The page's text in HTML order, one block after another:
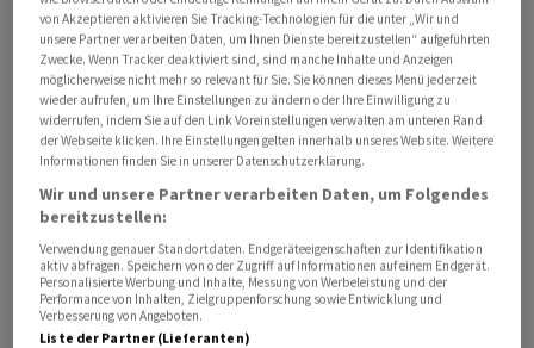
in der Nähe eines Wohnhauses im Ort Sarsir in der Nähe
der Stadt Nazareth gegeben. Aufnahmen der
Sicherheitskräfte zeigten ein schwerbeschädigtes Haus
und ein zerstörtes Auto sowie ein verendetes Fohlen.
Laut Israels Feuerwehr wurden weitere Häuser teils
schwer beschädigt. Zudem sei nach dem Einschlag auch
ein Feuer in dem Ort ausgebrochen. Israels Armee teilte
Vorfalls./cir/DP/zb
(AWP)
von Akzeptieren aktivieren Sie Tracking-Technologien für die unter „Wir und
unsere Partner verarbeiten Daten, um Ihnen Dienste bereitzustellen“ aufgeführten
Zwecke. Wenn Tracker deaktiviert sind, sind manche Inhalte und Anzeigen
möglicherweise nicht mehr so relevant für Sie. Sie können dieses Menü jederzeit
wieder aufrufen, um Ihre Einstellungen zu ändern oder Ihre Einwilligung zu
widerrufen, indem Sie auf den Link Voreinstellungen verwalten am unteren Rand
der Webseite klicken. Ihre Einstellungen gelten innerhalb unseres Website. Weitere
Informationen finden Sie in unserer Datenschutzerklärung.
Wir und unsere Partner verarbeiten Daten, um Folgendes
bereitzustellen:
Verwendung genauer Standortdaten. Endgeräteeigenschaften zur Identifikation
aktiv abfragen. Speichern von oder Zugriff auf Informationen auf einem Endgerät.
Personalisierte Werbung und Inhalte, Messung von Werbeleistung und der
Performance von Inhalten, Zielgruppenforschung sowie Entwicklung und
Verbesserung von Angeboten.
Liste der Partner (Lieferanten)